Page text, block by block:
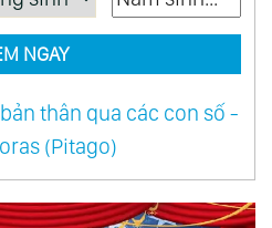
Biết Cách Thu Lại Ánh
Mình
Cỏ Lông Nhọn: Mất Nửa
Sự Trưởng Thành
NGAY
thân qua các con số -
(Pitago)